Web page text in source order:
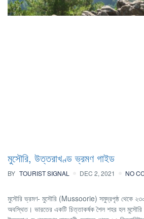
মুসৌরি, উত্তরাখণ্ড ভ্রমণ গাইড
BY TOURIST SIGNAL DEC 2, 2021 NO
মুসৌরি ভ্রমণ- মুসৌরি (Mussoorie) সমুদ্রপৃষ্ঠ থেকে
অবস্থিত। ভারতের একটি চিত্তাকর্ষক শৈল শহর হল মুসৌরি।